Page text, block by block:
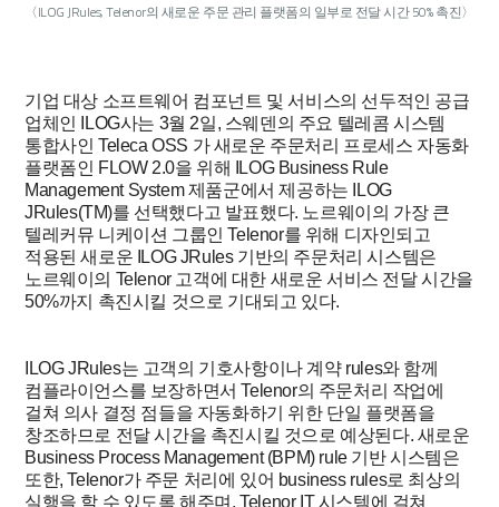
〈ILOG JRules, Telenor의 새로운 주문 관리 플랫폼의 일부로 전달 시간 50% 촉진〉
기업 대상 소프트웨어 컴포넌트 및 서비스의 선두적인 공급
업체인 ILOG사는 3월 2일, 스웨덴의 주요 텔레콤 시스템
통합사인 Teleca OSS 가 새로운 주문처리 프로세스 자동화
플랫폼인 FLOW 2.0을 위해 ILOG Business Rule
Management System 제품군에서 제공하는 ILOG
JRules(TM)를 선택했다고 발표했다. 노르웨이의 가장 큰
텔레커뮤 니케이션 그룹인 Telenor를 위해 디자인되고
적용된 새로운 ILOG JRules 기반의 주문처리 시스템은
노르웨이의 Telenor 고객에 대한 새로운 서비스 전달 시간을
50%까지 촉진시킬 것으로 기대되고 있다.
ILOG JRules는 고객의 기호사항이나 계약 rules와 함께
컴플라이언스를 보장하면서 Telenor의 주문처리 작업에
걸쳐 의사 결정 점들을 자동화하기 위한 단일 플랫폼을
창조하므로 전달 시간을 촉진시킬 것으로 예상된다. 새로운
Business Process Management (BPM) rule 기반 시스템은
또한, Telenor가 주문 처리에 있어 business rules로 최상의
실행을 할 수 있도록 해주며, Telenor IT 시스템에 걸쳐